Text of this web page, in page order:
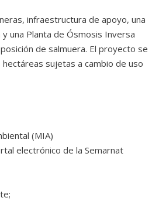
infraestructura de apoyo, una
una Planta de Ósmosis Inversa
de salmuera. El proyecto se
sujetas a cambio de uso
(MIA)
electrónico de la Semarnat